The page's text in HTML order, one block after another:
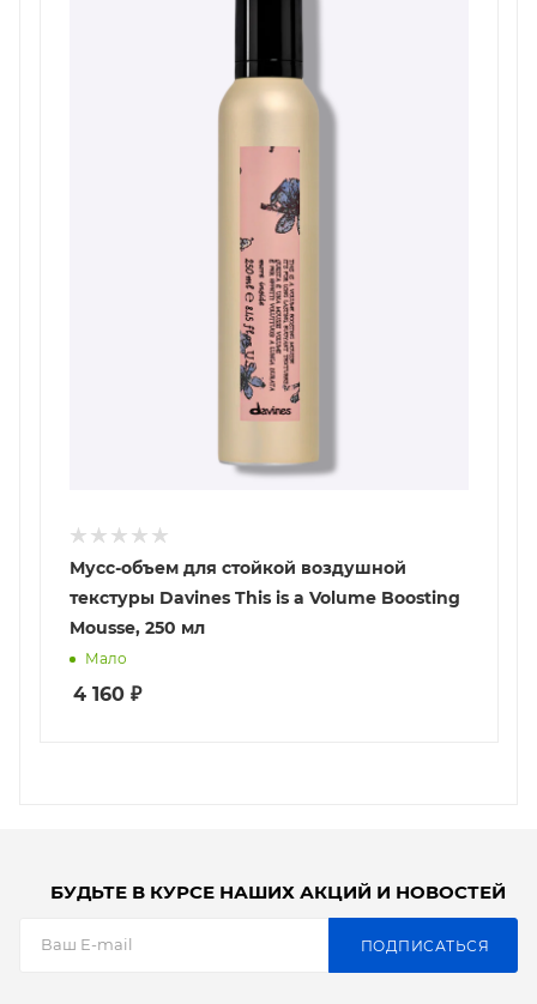
Мусс-объем для стойкой воздушной
текстуры Davines This is a Volume Boosting
Mousse, 250 мл
Мало
4 160 ₽
БУДЬТЕ В КУРСЕ НАШИХ АКЦИЙ И НОВОСТЕЙ
ПОДПИСАТЬСЯ